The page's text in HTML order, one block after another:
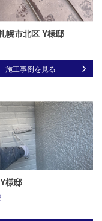
幌市北区 Y様邸
施工事例を見る
様邸